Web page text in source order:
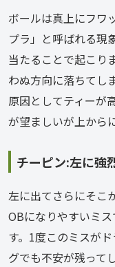
ボールは真上にフワ
プラ」と呼ばれる現
当たることで起こり
わぬ方向に落ちてし
原因としてティーが
が望ましいが上から
チーピン:左に強
左に出てさらにそこ
OBになりやすいミ
す。1度このミスが
グでも不安が残って